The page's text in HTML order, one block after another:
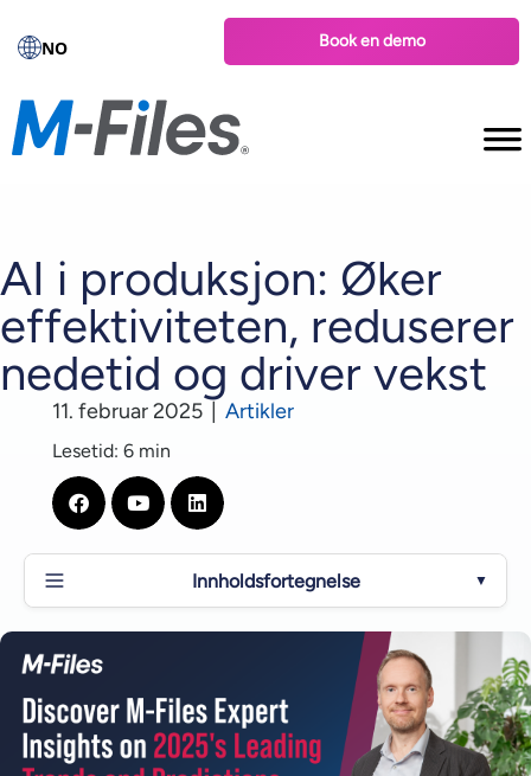
NO Book en demo
AI i produksjon: Øker
effektiviteten, reduserer
nedetid og driver vekst
11. februar 2025 Artikler
Lesetid: 6 min
Innholdsfortegnelse ▼
Regulatorisk klarhet vil låse opp vekst i bærekraftig
produksjon
AI-integrasjon vil kreve fokus på grunnleggende
systemer i produksjonsbedrifters digitale
transformasjonsarbeid